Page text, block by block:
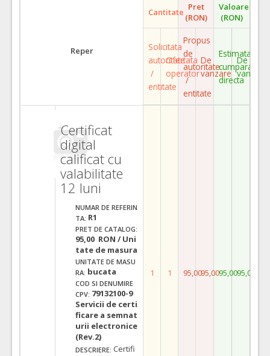
Reper
Cantitate Pret
(RON)
Valoare
(RON)
Solicitata
autoritate
/
entitate
Ofertata
operator
Propus
de
autoritate
/
entitate
De
vanzare
Estimata
cumparare
directa
De
vanzare
Certificat
digital
calificat cu
valabilitate
12 luni
NUMAR DE REFERIN
TA: R1
PRET DE CATALOG:
95,00 RON / Uni
tate de masura
UNITATE DE MASU
RA: bucata
COD SI DENUMIRE
CPV: 79132100-9
Servicii de certi
ficare a semnat
urii electronice
(Rev.2)
DESCRIERE: Certifi
1 1 95,0095,0095,0095,00